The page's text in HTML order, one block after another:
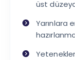
üst
Yarınlara